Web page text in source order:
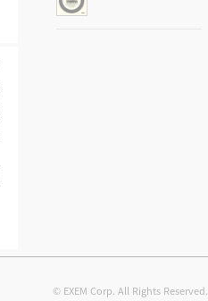
© EXEM Corp. All Rights Reserved.